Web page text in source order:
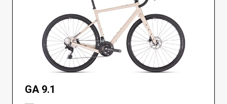
GA 9.1